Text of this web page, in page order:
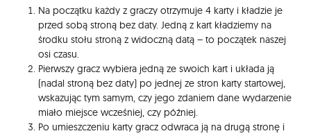
Na początku każdy z graczy otrzymuje 4 karty i kładzie je
przed sobą stroną bez daty. Jedną z kart kładziemy na
środku stołu stroną z widoczną datą – to początek naszej
osi czasu.
Pierwszy gracz wybiera jedną ze swoich kart i układa ją
(nadal stroną bez daty) po jednej ze stron karty startowej,
wskazując tym samym, czy jego zdaniem dane wydarzenie
miało miejsce wcześniej, czy później.
Po umieszczeniu karty gracz odwraca ją na drugą stronę i